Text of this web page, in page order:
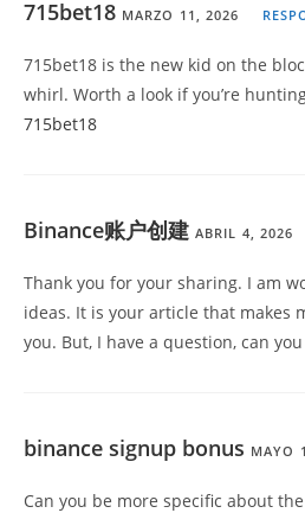
715bet18 MARZO 11, 2026
715bet18 is the new kid on the
whirl. Worth a look if you’re
715bet18
Binance账户创建 ABRIL 4, 2026
Thank you for your sharing. I am
ideas. It is your article that makes
you. But, I have a question, can
binance signup bonus MAYO
Can you be more specific about